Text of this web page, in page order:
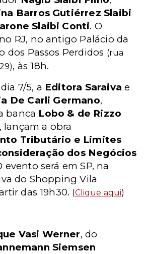
Barros Gutiérrez Slaibi
Slaibi Conti. O
RJ, no antigo Palácio da
dos Passos Perdidos (rua
, às 18h.
7/5, a Editora Saraiva e
De Carli Germano,
banca Lobo & de Rizzo
, lançam a obra
Tributário e Limites
dos Negócios
evento será em SP, na
do Shopping Vila
das 19h30. (Clique aqui)
Vasi Werner, do
Siemsen